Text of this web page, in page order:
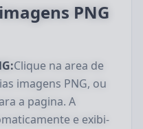
PNG
Clique na area de
imagens PNG, ou
a pagina. A
e exibi-